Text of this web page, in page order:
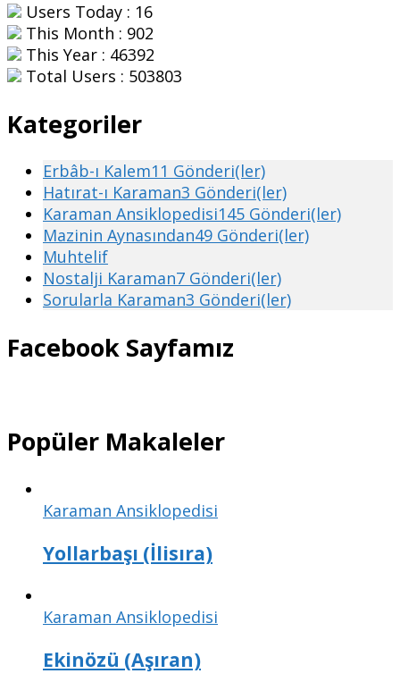
Users Today : 16
This Month : 902
This Year : 46392
Total Users : 503803
Kategoriler
Erbâb-ı Kalem11 Gönderi(ler)
Hatırat-ı Karaman3 Gönderi(ler)
Karaman Ansiklopedisi145 Gönderi(ler)
Mazinin Aynasından49 Gönderi(ler)
Muhtelif
Nostalji Karaman7 Gönderi(ler)
Sorularla Karaman3 Gönderi(ler)
Facebook Sayfamız
Popüler Makaleler
Karaman Ansiklopedisi
Yollarbaşı (İlisıra)
Karaman Ansiklopedisi
Ekinözü (Aşıran)